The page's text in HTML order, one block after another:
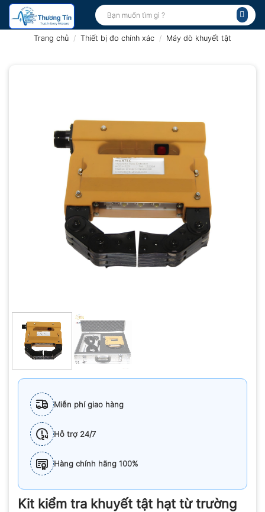
Bỏ
qua
Tìm
kiếm:
Trang chủ / Thiết bị đo chính xác / Máy dò khuyết tật
Miễn phí giao hàng
Hỗ trợ 24/7
Hàng chính hãng 100%
Kit kiểm tra khuyết tật hạt từ trường